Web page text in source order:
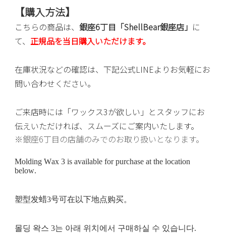
【購入方法】
こちらの商品は、 銀座6丁目「ShellBear銀座店」 に
て、 正規品を当日購入いただけます。
在庫状況などの確認は、下記公式LINEよりお気軽にお
問い合わせください。
ご来店時には「ワックス3が欲しい」とスタッフにお
伝えいただければ、スムーズにご案内いたします。
※銀座6丁目の店舗のみでのお取り扱いとなります。
Molding Wax 3 is available for purchase at the location
below.
塑型发蜡3号可在以下地点购买。
몰딩 왁스 3는 아래 위치에서 구매하실 수 있습니다.